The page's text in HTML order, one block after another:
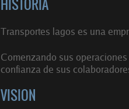
HISTORIA
Transportes lagos es una
Comenzando sus
confianza de sus
VISION